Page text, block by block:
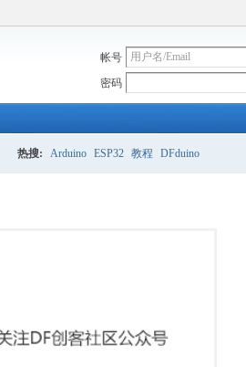
帐号
密码
热搜: Arduino ESP32 教程 DFduino